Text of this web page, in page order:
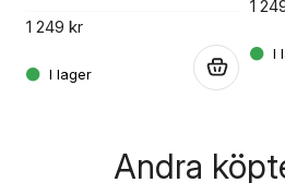
Skicka
1 249 kr
1
Andra